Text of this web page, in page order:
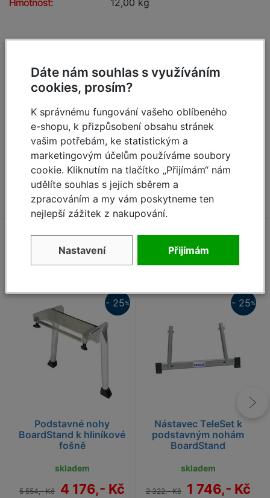
Hmotnost: 12,00 kg
Zeptejte se (0)
Máte otázky k produktu: Teleskopická hliníková
fošna TeleBoard 3 m
Zeptejte se.
Zeptat se
Příslušenství
Podstavné nohy
BoardStand k hliníkové
fošně
skladem
5 554,- Kč 4 176,- Kč
- 25%
Nástavec TeleSet k
podstavným nohám
BoardStand
skladem
2 322,- Kč 1 746,- Kč
- 25%
Dáte nám souhlas s využíváním
cookies, prosím?
K správnému fungování vašeho oblíbeného
e-shopu, k přizpůsobení obsahu stránek
vašim potřebám, ke statistickým a
marketingovým účelům používáme soubory
cookie. Kliknutím na tlačítko „Přijímám“ nám
udělíte souhlas s jejich sběrem a
zpracováním a my vám poskytneme ten
nejlepší zážitek z nakupování.
Nastavení Přijímám